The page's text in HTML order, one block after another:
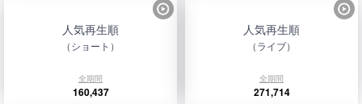
人気再生順
（ショート）
全期間
160,437
人気再生順
（ライブ）
全期間
271,714